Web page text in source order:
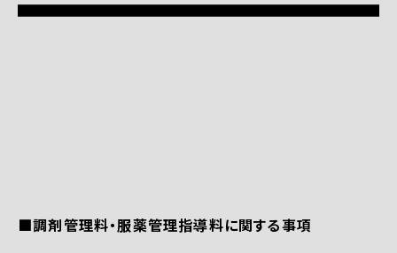
■調剤管理料・服薬管理指導料に関する事項